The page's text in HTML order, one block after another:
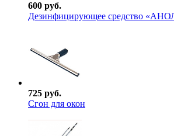
600 руб.
Дезинфицирующее средство
725 руб.
Сгон для окон